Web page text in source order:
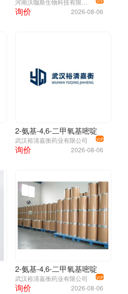
VIP
2026-08-06
询价
2-氨基-4,6-二甲氧基嘧啶
武汉裕清嘉衡药业有限公司 VIP
2026-08-06
询价
2-氨基-4,6-二甲氧基嘧啶
武汉裕清嘉衡药业有限公司 VIP
2026-08-06
询价